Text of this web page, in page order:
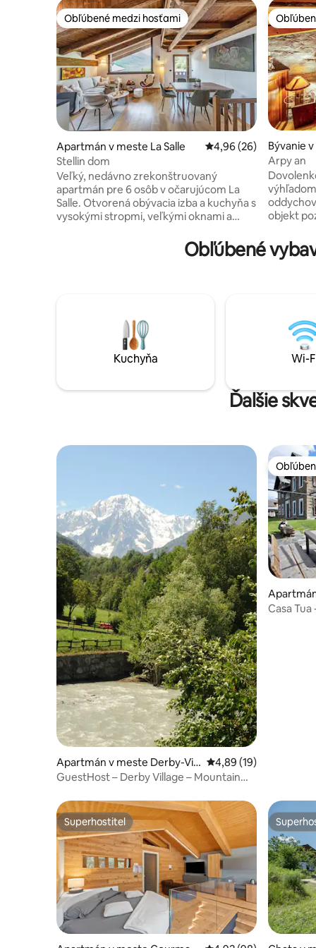
Obľúbené medzi hosťami
Obľúbené medzi hosťami
Apartmán v meste La Salle Priemerné
4,96 (26)
Stellin dom
Veľký, nedávno zrekonštruovaný
apartmán pre 6 osôb v očarujúcom La
Salle. Otvorená obývacia izba a kuchyňa s
vysokými stropmi, veľkými oknami a
najvyššom poschodí s novým
vysokokvalitným nábytkom vrátane
pracovným priestorom a druhá spálňa s 2
samostatnými lôžkami. 2,5 kúpeľne (2
kúpeľne, 1 s hydromasážnou vaňou).
Súkromná garáž.
Bývanie
Arpy an
objekt
kuchyne,
ňom
povolené.
Obľúbené
Kuchyňa Wi-
Ďalšie
Apartmán v meste Derby-Vill
aret
Priemerné
4,89 (19)
GuestHost – Derby Village – Mountain
Casa Tua
Superhostiteľ
Superhostiteľ